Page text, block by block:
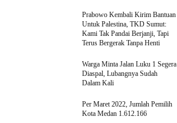
Prabowo Kembali Kirim Bantuan
Untuk Palestina, TKD Sumut:
Kami Tak Pandai Berjanji, Tapi
Terus Bergerak Tanpa Henti
Warga Minta Jalan Luku 1 Segera
Diaspal, Lubangnya Sudah
Dalam Kali
Per Maret 2022, Jumlah Pemilih
Kota Medan 1.612.166